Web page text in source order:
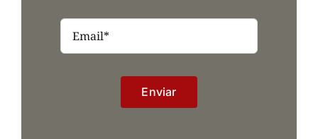
Enviar